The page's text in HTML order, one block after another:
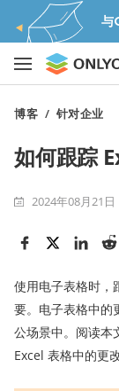
与
博客 / 针对企业
如何跟踪
2024年08月21日
使用电子表格时，
要。电子表格中的
公场景中。阅读本
Excel 表格中的更改